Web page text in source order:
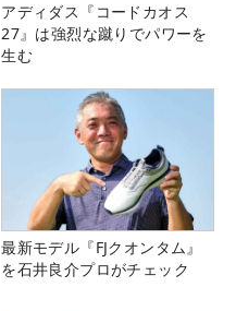
アディダス『コードカオス
27』は強烈な蹴りでパワーを
生む
最新モデル『FJクオンタム』
を石井良介プロがチェック